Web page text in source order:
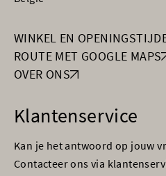
WINKEL EN
ROUTE MET GOOGLE MAPS
OVER ONS
Klantenservice
Kan je het antwoord op jouw
Contacteer ons via